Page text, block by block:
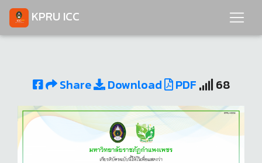
KPRU ICC
Share Download PDF 68